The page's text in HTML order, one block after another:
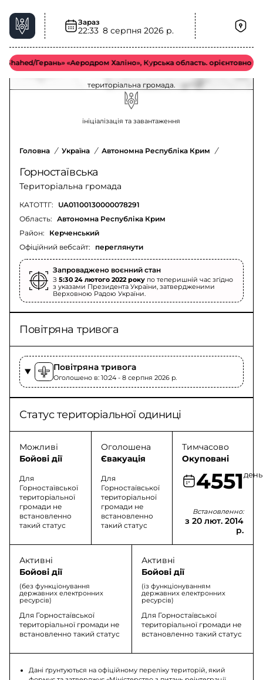
Зараз
22:33 8 серпня 2026 р.
Герань» «Аеродром Халіно», Курська область. орієнтовно у
Повітряна тривога у Горностаївська
територіальна громада – актуальна ситуація
Оновлення щодо повітряної тривоги у Горностаївська
територіальна громада.
ініціалізація та завантаження
Головна / Україна / Автономна Республіка Крим /
Горностаївська
Територіальна громада
КАТОТТГ: UA01100130000078291
Офіційний вебсайт: переглянути
Область: Автономна Республіка Крим
Район:
Керченський
Запроваджено воєнний стан
З 5:30 24 лютого 2022 року по теперишній час згідно
з указами Президента України, затвердженими
Верховною Радою України.
Повітряна тривога
Повітряна тривога
Оголошено в: 10:24 - 8 серпня 2026 p.
Статус територіальної одиниці
Можливі
Бойові дії
Для
Горностаївської
територіальної
громади не
встановленно
такий статус
Оголошена
Євакуація
Для
Горностаївської
територіальної
громади не
встановленно
такий статус
Тимчасово
Окуповані
4551день
Встановленно:
з 20 лют. 2014
р.
Активні
Бойові дії
(без функціонування
державних електронних
ресурсів)
Для Горностаївської
територіальної громади не
встановленно такий статус
Активні
Бойові дії
(із функціонуванням
державних електронних
ресурсів)
Для Горностаївської
територіальної громади не
встановленно такий статус
Дані ґрунтуються на офіційному переліку територій, який